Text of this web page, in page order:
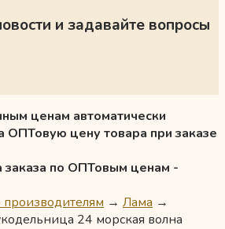
и задавайте вопросы
ценам автоматически
ОПТовую цену товара при заказе
заказа по ОПТовым ценам -
→ Лама →
24 морская волна